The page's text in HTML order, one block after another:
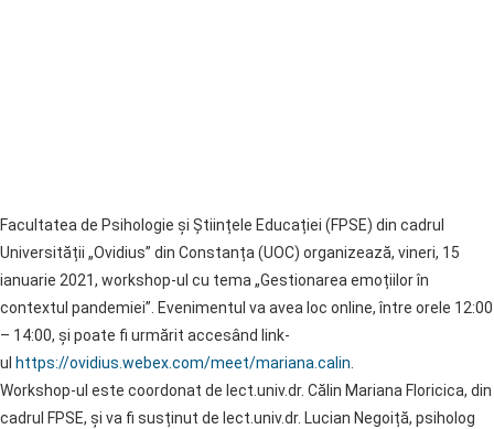
Facultatea de Psihologie și Științele Educației (FPSE) din cadrul
Universității „Ovidius” din Constanța (UOC) organizează, vineri, 15
ianuarie 2021, workshop-ul cu tema „Gestionarea emoțiilor în
contextul pandemiei”. Evenimentul va avea loc online, între orele 12:00
– 14:00, și poate fi urmărit accesând link-
ul https://ovidius.webex.com/meet/mariana.calin
Workshop-ul este coordonat de lect.univ.dr. Călin Mariana Floricica, din
cadrul FPSE, și va fi susținut de lect.univ.dr. Lucian Negoiță, psiholog